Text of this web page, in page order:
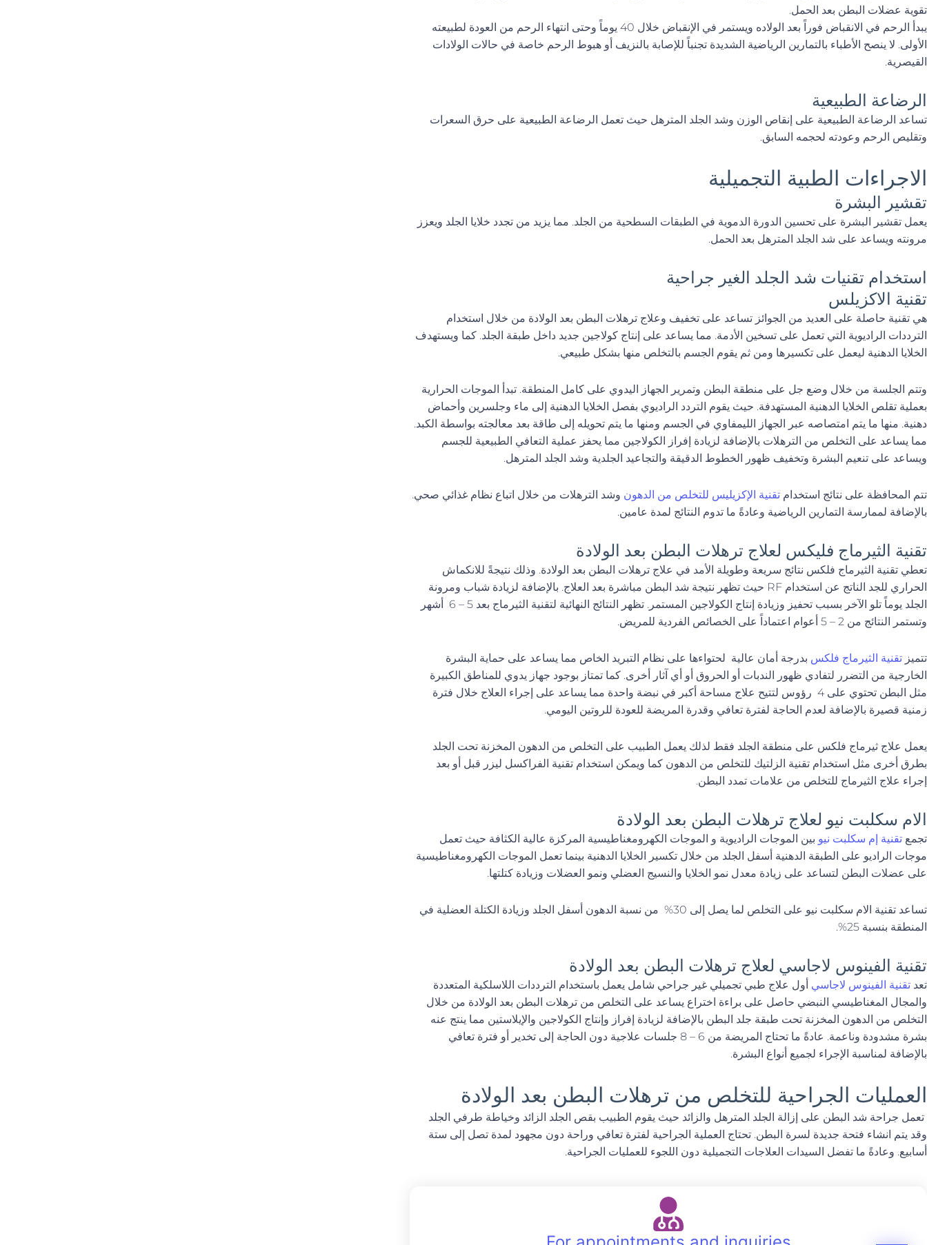
تقوية عضلات البطن بعد الحمل.
يبدأ الرحم في الانقباض فوراً بعد الولاده ويستمر في الإنقباض خلال 40 يوماً وحتى انتهاء الرحم من العودة لطبيعته
الأولى. لا ينصح الأطباء بالتمارين الرياضية الشديدة تجنباً للإصابة بالنزيف أو هبوط الرحم خاصة في حالات الولادات
القيصرية.
الرضاعة الطبيعية
تساعد الرضاعة الطبيعية على إنقاص الوزن وشد الجلد المترهل حيث تعمل الرضاعة الطبيعية على حرق السعرات
وتقليص الرحم وعودته لحجمه السابق.
الاجراءات الطبية التجميلية
تقشير البشرة
يعمل تقشير البشرة على تحسين الدورة الدموية في الطبقات السطحية من الجلد. مما يزيد من تجدد خلايا الجلد ويعزز
مرونته ويساعد على شد الجلد المترهل بعد الحمل.
استخدام تقنيات شد الجلد الغير جراحية
تقنية الاكزيلس
هي تقنية حاصلة على العديد من الجوائز تساعد على تخفيف وعلاج ترهلات البطن بعد الولادة من خلال استخدام
الترددات الراديوية التي تعمل على تسخين الأدمة. مما يساعد على إنتاج كولاجين جديد داخل طبقة الجلد. كما ويستهدف
الخلايا الدهنية ليعمل على تكسيرها ومن ثم يقوم الجسم بالتخلص منها بشكل طبيعي.
وتتم الجلسة من خلال وضع جل على منطقة البطن وتمرير الجهاز اليدوي على كامل المنطقة. تبدأ الموجات الحرارية
بعملية تقلص الخلايا الدهنية المستهدفة. حيث يقوم التردد الراديوي بفصل الخلايا الدهنية إلى ماء وجلسرين وأحماض
دهنية. منها ما يتم امتصاصه عبر الجهاز الليمفاوي في الجسم ومنها ما يتم تحويله إلى طاقة بعد معالجته بواسطة الكبد.
مما يساعد على التخلص من الترهلات بالإضافة لزيادة إفراز الكولاجين مما يحفز عملية التعافي الطبيعية للجسم
ويساعد على تنعيم البشرة وتخفيف ظهور الخطوط الدقيقة والتجاعيد الجلدية وشد الجلد المترهل.
تتم المحافظة على نتائج استخدام تقنية الإكزيليس للتخلص من الدهون وشد الترهلات من خلال اتباع نظام غذائي صحي.
بالإضافة لممارسة التمارين الرياضية وعادةً ما تدوم النتائج لمدة عامين.
تقنية الثيرماج فليكس لعلاج ترهلات البطن بعد الولادة
تعطي تقنية الثيرماج فلكس نتائج سريعة وطويلة الأمد في علاج ترهلات البطن بعد الولادة. وذلك نتيجةً للانكماش
الحراري للجد الناتج عن استخدام RF حيث تظهر نتيجة شد البطن مباشرة بعد العلاج. بالإضافة لزيادة شباب ومرونة
الجلد يوماً تلو الآخر بسبب تحفيز وزيادة إنتاج الكولاجين المستمر. تظهر النتائج النهائية لتقنية الثيرماج بعد 5 – 6 أشهر
وتستمر النتائج من 2 – 5 أعوام اعتماداً على الخصائص الفردية للمريض.
تتميز تقنية الثيرماج فلكس بدرجة أمان عالية لحتواءها على نظام التبريد الخاص مما يساعد على حماية البشرة
الخارجية من التضرر لتفادي ظهور الندبات أو الحروق أو أي آثار أخرى. كما تمتاز بوجود جهاز يدوي للمناطق الكبيرة
مثل البطن تحتوي على 4 رؤوس لتتيح علاج مساحة أكبر في نبضة واحدة مما يساعد على إجراء العلاج خلال فترة
زمنية قصيرة بالإضافة لعدم الحاجة لفترة تعافي وقدرة المريضة للعودة للروتين اليومي.
يعمل علاج ثيرماج فلكس على منطقة الجلد فقط لذلك يعمل الطبيب على التخلص من الدهون المخزنة تحت الجلد
بطرق أخرى مثل استخدام تقنية الزلتيك للتخلص من الدهون كما ويمكن استخدام تقنية الفراكسل ليزر قبل أو بعد
إجراء علاج الثيرماج للتخلص من علامات تمدد البطن.
الام سكلبت نيو لعلاج ترهلات البطن بعد الولادة
تجمع تقنية إم سكلبت نيو بين الموجات الراديوية و الموجات الكهرومغناطيسية المركزة عالية الكثافة حيث تعمل
موجات الراديو على الطبقة الدهنية أسفل الجلد من خلال تكسير الخلايا الدهنية بينما تعمل الموجات الكهرومغناطيسية
على عضلات البطن لتساعد على زيادة معدل نمو الخلايا والنسيج العضلي ونمو العضلات وزيادة كتلتها.
تساعد تقنية الام سكلبت نيو على التخلص لما يصل إلى 30% من نسبة الدهون أسفل الجلد وزيادة الكتلة العضلية في
المنطقة بنسبة 25%.
تقنية الفينوس لاجاسي لعلاج ترهلات البطن بعد الولادة
تعد تقنية الفينوس لاجاسي أول علاج طبي تجميلي غير جراحي شامل يعمل باستخدام الترددات اللاسلكية المتعددة
والمجال المغناطيسي النبضي حاصل على براءة اختراع يساعد على التخلص من ترهلات البطن بعد الولادة من خلال
التخلص من الدهون المخزنة تحت طبقة جلد البطن بالإضافة لزيادة إفراز وإنتاج الكولاجين والإيلاستين مما ينتج عنه
بشرة مشدودة وناعمة. عادةً ما تحتاج المريضة من 6 – 8 جلسات علاجية دون الحاجة إلى تخدير أو فترة تعافي
بالإضافة لمناسبة الإجراء لجميع أنواع البشرة.
العمليات الجراحية للتخلص من ترهلات البطن بعد الولادة
تعمل جراحة شد البطن على إزالة الجلد المترهل والزائد حيث يقوم الطبيب بقص الجلد الزائد وخياطة طرفي الجلد
وقد يتم انشاء فتحة جديدة لسرة البطن. تحتاج العملية الجراحية لفترة تعافي وراحة دون مجهود لمدة تصل إلى ستة
أسابيع. وعادةً ما تفضل السيدات العلاجات التجميلية دون اللجوء للعمليات الجراحية.